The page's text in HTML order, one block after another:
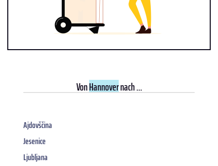
VonHannovernach ...
Ajdovščina
Jesenice
Ljubljana